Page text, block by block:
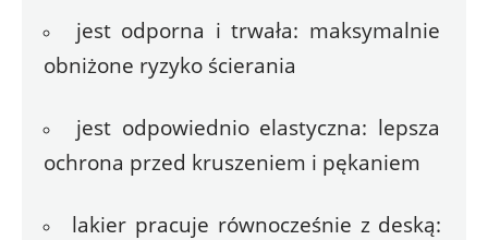
jest odporna i trwała: maksymalnie
obniżone ryzyko ścierania
jest odpowiednio elastyczna: lepsza
ochrona przed kruszeniem i pękaniem
lakier pracuje równocześnie z deską: